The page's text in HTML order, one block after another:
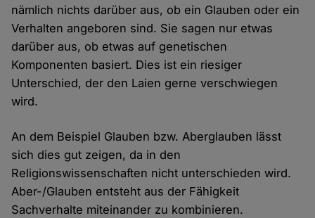
nämlich nichts darüber aus, ob ein Glauben oder ein
Verhalten angeboren sind. Sie sagen nur etwas
darüber aus, ob etwas auf genetischen
Komponenten basiert. Dies ist ein riesiger
Unterschied, der den Laien gerne verschwiegen
wird.
An dem Beispiel Glauben bzw. Aberglauben lässt
sich dies gut zeigen, da in den
Religionswissenschaften nicht unterschieden wird.
Aber-/Glauben entsteht aus der Fähigkeit
Sachverhalte miteinander zu kombinieren.